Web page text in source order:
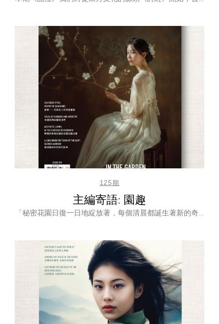
125期
主編寄語: 園趣
「秘密花園日復一日地綻放著，每個清晨都誕生著新的奇…